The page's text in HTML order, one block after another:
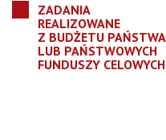
ZADANIA
REALIZOWANE
Z BUDŻETU PAŃSTWA
LUB PAŃSTWOWYCH
FUNDUSZY CELOWYCH